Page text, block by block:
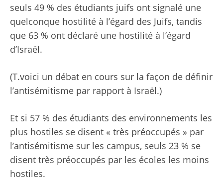
seuls 49 % des étudiants juifs ont signalé une
quelconque hostilité à l’égard des Juifs, tandis
que 63 % ont déclaré une hostilité à l’égard
d’Israël.
(T.voici un débat en cours sur la façon de définir
l’antisémitisme par rapport à Israël.)
Et si 57 % des étudiants des environnements les
plus hostiles se disent « très préoccupés » par
l’antisémitisme sur les campus, seuls 23 % se
disent très préoccupés par les écoles les moins
hostiles.